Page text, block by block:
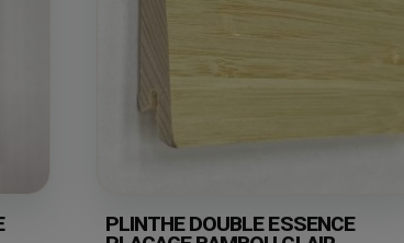
PLINTHE DOUBLE ESSENCE